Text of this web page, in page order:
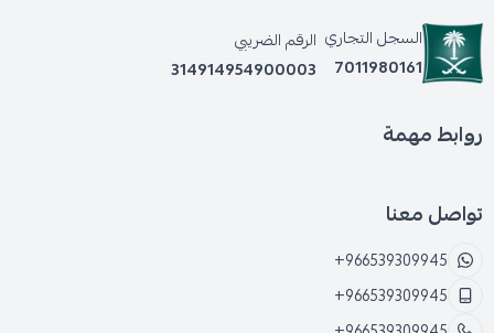
السجل التجاري
7011980161
الرقم الضريبي
314914954900003
روابط مهمة
تواصل معنا
+966539309945
+966539309945